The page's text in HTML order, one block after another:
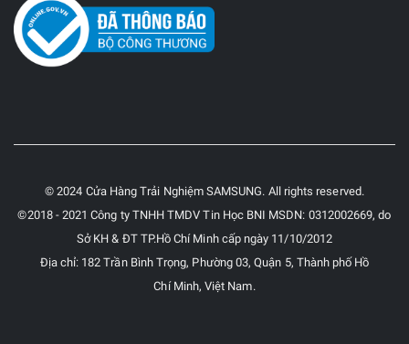
© 2024 Cửa Hàng Trải Nghiệm SAMSUNG. All rights reserved.
©2018 - 2021 Công ty TNHH TMDV Tin Học BNI MSDN: 0312002669, do
Sở KH & ĐT TP.Hồ Chí Minh cấp ngày 11/10/2012
Địa chỉ: 182 Trần Bình Trọng, Phường 03, Quận 5, Thành phố Hồ
Chí Minh, Việt Nam.